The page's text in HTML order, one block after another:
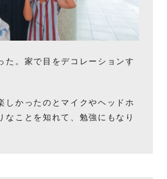
た。家で目をデコレーションす
しかったのとマイクやヘッドホ
なことを知れて、勉強にもなり